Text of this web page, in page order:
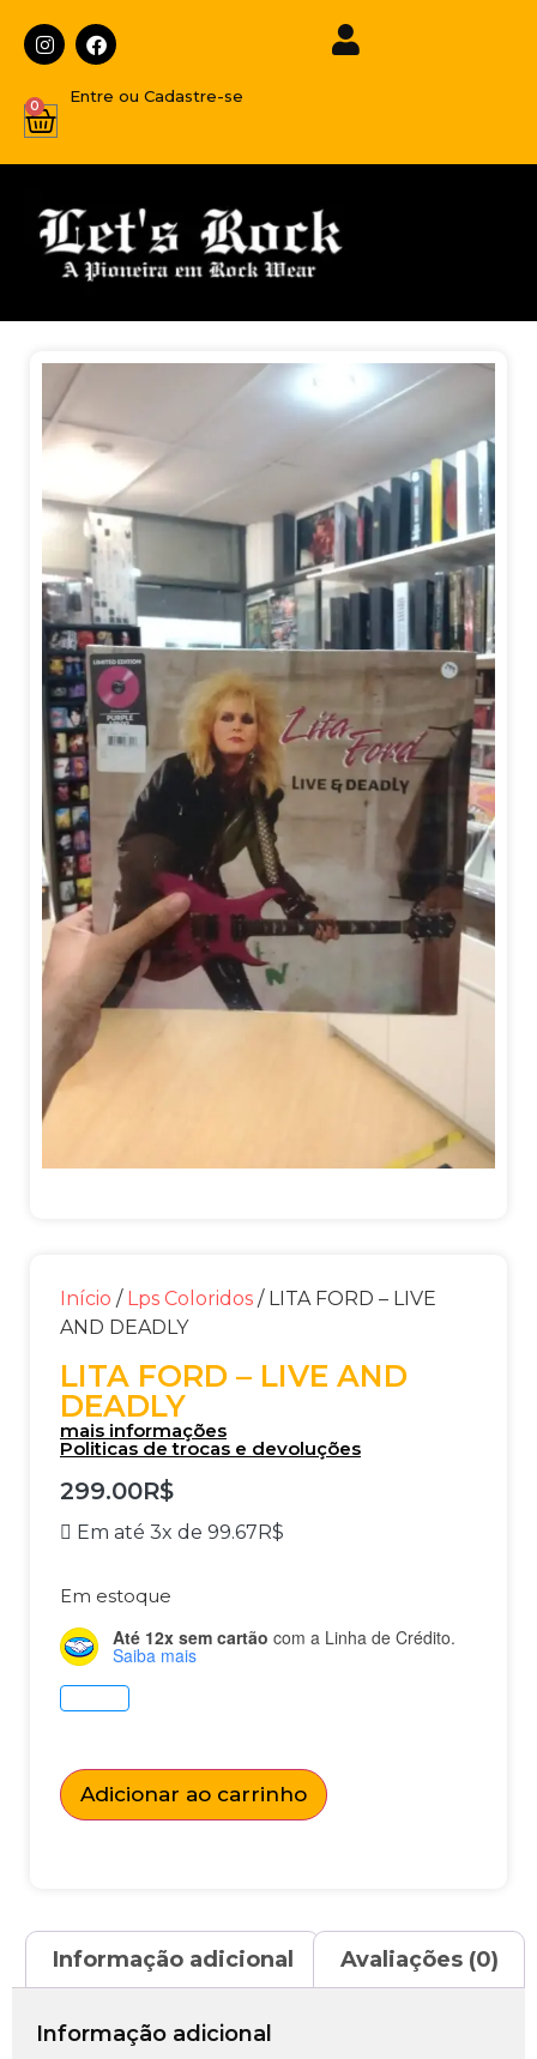
Entre ou Cadastre-se
0
Início / Lps Coloridos / LITA FORD – LIVE
AND DEADLY
LITA FORD – LIVE AND
DEADLY
mais informações
Politicas de trocas e devoluções
299.00R$
Em até 3x de 99.67R$
Em estoque
Até 12x sem cartão com a Linha de Crédito.
Saiba mais
Adicionar ao carrinho
Informação adicional Avaliações (0)
Informação adicional